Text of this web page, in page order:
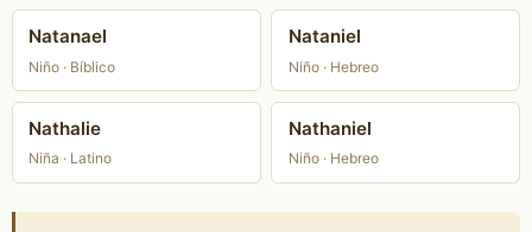
Natanael
Niño · Bíblico
Nataniel
Niño · Hebreo
Nathalie
Niña · Latino
Nathaniel
Niño · Hebreo